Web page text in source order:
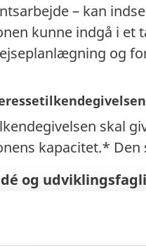
– kan
kunne indgå i et
og
skal
kapacitet.*
og
af projektet,
projektet bidrager til